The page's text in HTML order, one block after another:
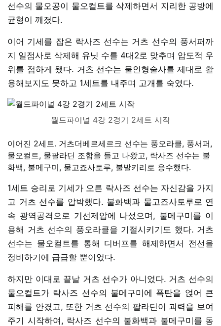
선수의 물오공이 물오컬트를 삭제하면서 지리한 공방에
균형이 깨졌다.
이어 기세를 잡은 락사즈 선수는 거츠 선수의 풍서퍼까
지 일점사로 삭제해 유닛 수를 4대2로 맞추며 압도적 우
위를 점하게 됐다. 거츠 선수는 물인형술사를 제대로 활
용해보지도 못하고 1세트를 내주며 고개를 숙였다.
월드파이널 4강 2경기 2세트 시작
이어진 2세트. 거츠더베르세르크 선수는 풍오라클, 풍서퍼,
물오컬트, 물팔라딘 조합을 들고 나왔고, 락사즈 선수는 불
화백, 불메구미, 물고죠사토루, 불발키리로 응수했다.
1세트 승리로 기세가 오른 락사즈 선수는 자신감을 가지
고 거츠 선수를 압박했다. 불화백과 물고죠사토루로 연
속 광역공격으로 기선제압에 나섰으며, 불메구미를 이
용해 거츠 선수의 풍오라클을 기절시키기도 했다. 거츠
선수는 물오컬트를 통해 디버프를 해제하면서 전선을
정비하기에 급급할 뿐이었다.
하지만 이대로 끝날 거츠 선수가 아니었다. 거츠 선수의
물오컬트가 락사즈 선수의 불메구미에 폭탄을 얹어 큰
피해를 안겼고, 또한 거츠 선수의 팔라딘이 괴력을 보여
주기 시작하여, 락사즈 선수의 불화백과 불메구미를 동